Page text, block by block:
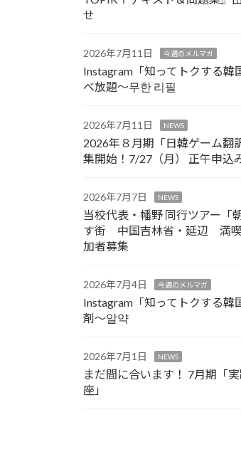
せ
2026年7月11日 今週のメルマガ
Instagram「知ってトクする韓
べ放題～무한 리필
2026年7月11日 NEWS
2026年８月期「日韓ゲーム翻
集開始！7/27（月） 正午申込
2026年7月7日 NEWS
当校代表・幡野 同行ツアー「
す街 中国吉林省・延辺 満
加者募集
2026年7月4日 今週のメルマガ
Instagram「知ってトクする韓
剤～알약
2026年7月1日 NEWS
まだ間に合います！ 7月期「
座」